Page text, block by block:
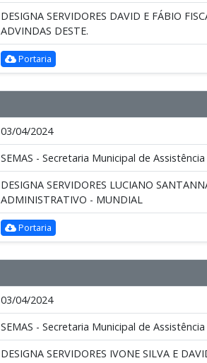
DESIGNA SERVIDORES DAVID E FÁBIO
ADVINDAS DESTE.
Portaria
03/04/2024
SEMAS - Secretaria Municipal de Assistência
DESIGNA SERVIDORES LUCIANO
ADMINISTRATIVO - MUNDIAL
Portaria
03/04/2024
SEMAS - Secretaria Municipal de Assistência
DESIGNA SERVIDORES IVONE SILVA E